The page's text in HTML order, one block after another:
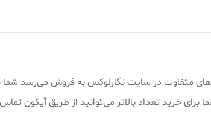
برای خرید تعداد بالاتر می‌توانید از طریق آیکون